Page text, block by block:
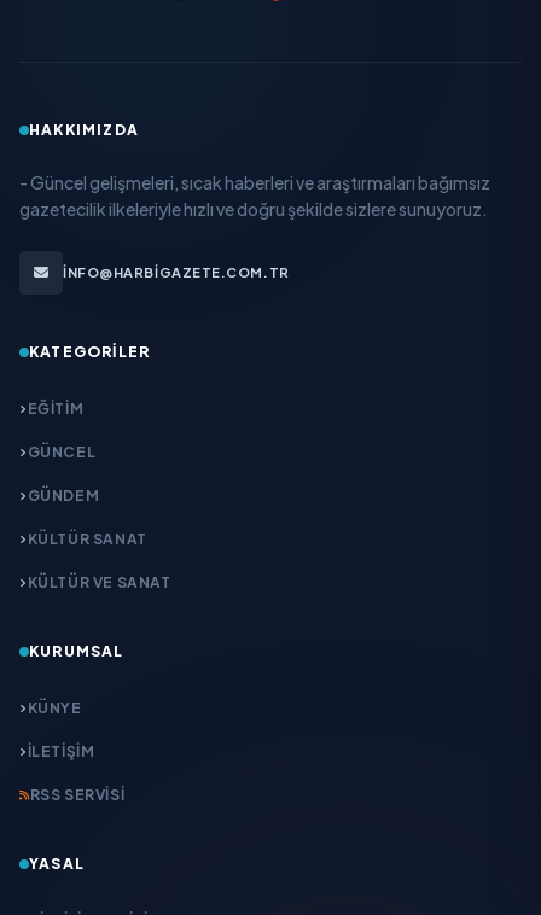
HAKKIMIZDA
- Güncel gelişmeleri, sıcak haberleri ve araştırmaları bağımsız
gazetecilik ilkeleriyle hızlı ve doğru şekilde sizlere sunuyoruz.
INFO@HARBIGAZETE.COM.TR
KATEGORILER
EĞITIM
GÜNCEL
GÜNDEM
KÜLTÜR SANAT
KÜLTÜR VE SANAT
KURUMSAL
KÜNYE
İLETIŞIM
RSS SERVISI
YASAL